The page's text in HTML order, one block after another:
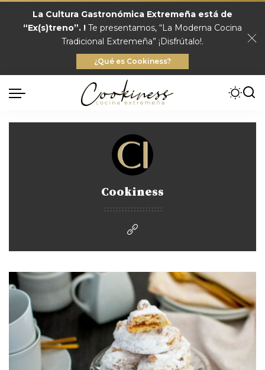
La Cultura Gastronómica Extremeña está de
“Ex(s)treno”. ! Te presentamos, “La Moderna Cocina
Tradicional Extremeña” ¡Disfrútalo!.
¿Qué es Cookiness?
Cookiness